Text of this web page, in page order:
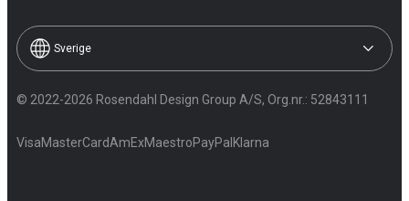
© 2022-2026 Rosendahl Design Group A/S, Org.nr.: 52843111
VisaMasterCardAmExMaestroPayPal Klarna
Sverige